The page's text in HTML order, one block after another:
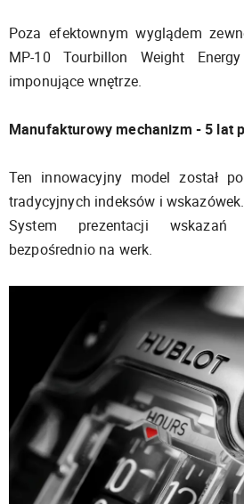
Poza efektownym wyglądem
MP-10 Tourbillon Weight
imponujące wnętrze.
Manufakturowy mechanizm - 5 lat
Ten innowacyjny model został
tradycyjnych indeksów i wskazówek.
System prezentacji wskazań
bezpośrednio na werk.